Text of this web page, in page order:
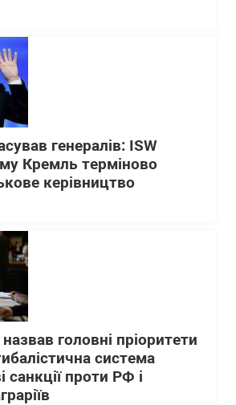
генералів: ISW
Кремль терміново
керівництво
головні пріоритети
система
санкції проти РФ і